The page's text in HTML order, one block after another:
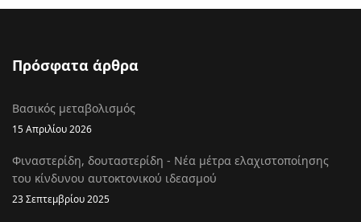
Πρόσφατα άρθρα
Βασικός μεταβολισμός
15 Απριλίου 2026
Φιναστερίδη, δουταστερίδη - Νέα μέτρα ελαχιστοποίησης
του κίνδυνου αυτοκτονικού ιδεασμού
23 Σεπτεμβρίου 2025